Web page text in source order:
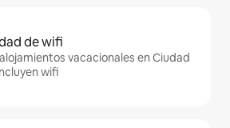
de wifi
vacacionales en Ciudad
wifi